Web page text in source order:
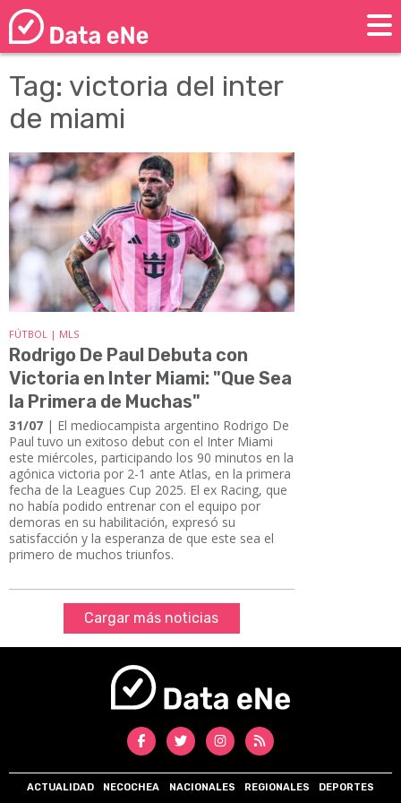
Tag: victoria del inter
de miami
FÚTBOL | MLS
Rodrigo De Paul Debuta con
Victoria en Inter Miami: "Que Sea
la Primera de Muchas"
31/07 | El mediocampista argentino Rodrigo De
Paul tuvo un exitoso debut con el Inter Miami
este miércoles, participando los 90 minutos en la
agónica victoria por 2-1 ante Atlas, en la primera
fecha de la Leagues Cup 2025. El ex Racing, que
no había podido entrenar con el equipo por
demoras en su habilitación, expresó su
satisfacción y la esperanza de que este sea el
primero de muchos triunfos.
Cargar más noticias
ACTUALIDAD NECOCHEA NACIONALES REGIONALES DEPORTES